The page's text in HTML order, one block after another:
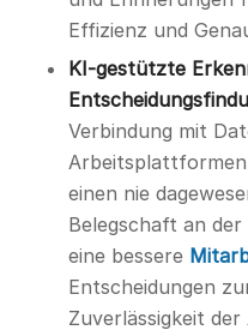
Effizienz und
KI-gestützte
Verbindung mit
einen nie
Belegschaft an
eine bessere
Entscheidungen
Zuverlässigkeit